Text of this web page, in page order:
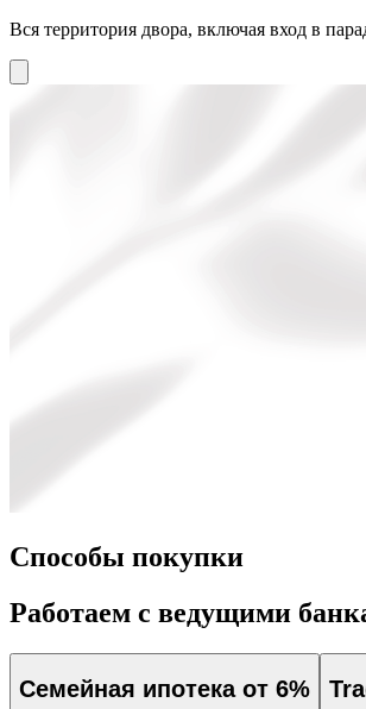
Вся территория двора, включая вход в
Способы покупки
Работаем с ведущими
Семейная ипотека от 6%